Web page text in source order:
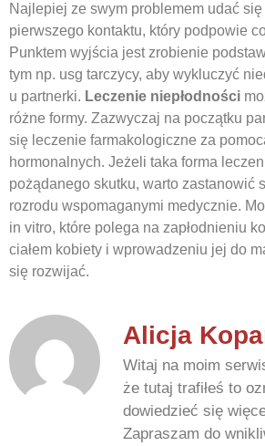
Najlepiej ze swym problemem udać
pierwszego kontaktu, który podpowie
Punktem wyjścia jest zrobienie
tym np. usg tarczycy, aby wykluczyć
u partnerki. Leczenie niepłodności
różne formy. Zazwyczaj na początku
się leczenie farmakologiczne za
hormonalnych. Jeżeli taka forma
pożądanego skutku, warto zastanowić
rozrodu wspomaganymi medycznie.
in vitro, które polega na zapłodnieniu
ciałem kobiety i wprowadzeniu jej do
się rozwijać.
Alicja
Witaj na moim
że tutaj trafiłeś to
dowiedzieć się
Zapraszam do